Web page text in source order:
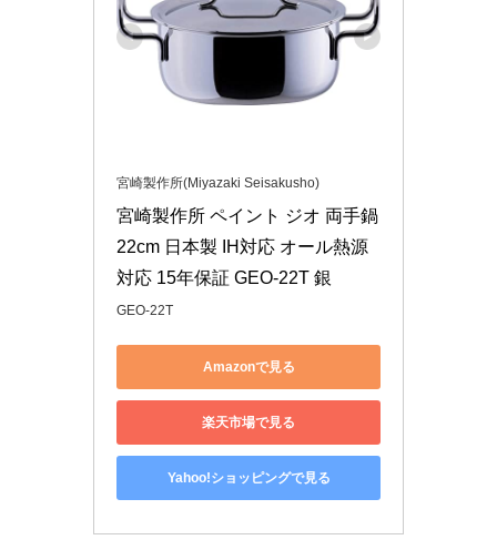
宮崎製作所(Miyazaki Seisakusho)
宮崎製作所 ペイント ジオ 両手鍋
22cm 日本製 IH対応 オール熱源
対応 15年保証 GEO-22T 銀
GEO-22T
Amazonで見る
楽天市場で見る
Yahoo!ショッピングで見る